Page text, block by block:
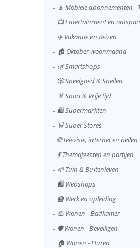
📱 Mobiele abonnementen -
📺 Entertainment en
✈️ Vakantie en Reizen
🏠 Oktober woonmaand
🌿 Smartshops
🎲 Speelgoed & Spellen
🏅 Sport & Vrije tijd
🛍️ Supermarkten
🛒 Super Stores
🌐 Televisie, internet en bellen
💃 Themafeesten en partijen
🌱 Tuin & Buitenleven
🛍️ Webshops
🏫 Werk en opleiding
🛀 Wonen - Badkamer
🛡️ Wonen - Beveiligen
🏠 Wonen - Huren